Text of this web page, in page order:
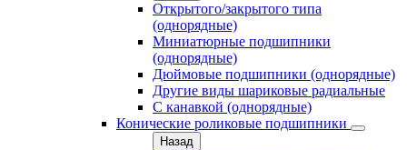
Открытого/закрытого типа
(однорядные)
Миниатюрные подшипники
(однорядные)
Дюймовые подшипники (однорядные)
Другие виды шариковые радиальные
С канавкой (однорядные)
Конические роликовые подшипники
Назад